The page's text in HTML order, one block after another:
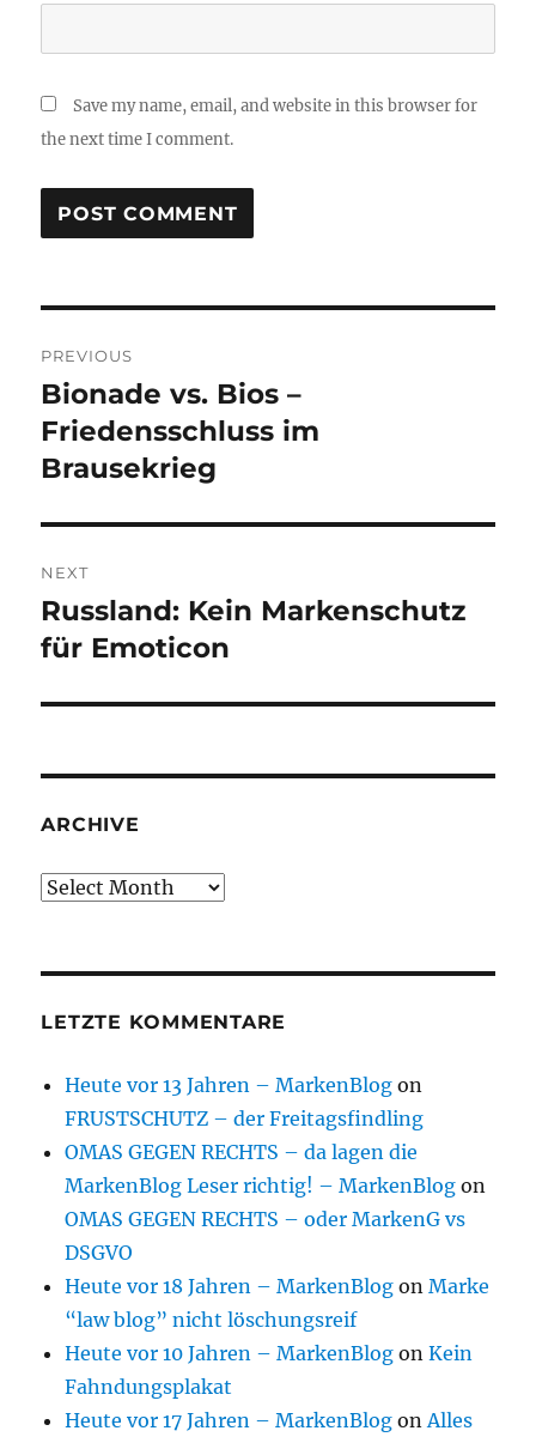
Save my name, email, and website in this browser for
the next time I comment.
navigation
PREVIOUS
Previous
post:
Bionade vs. Bios –
Friedensschluss im
Brausekrieg
NEXT
Next
post:
Russland: Kein Markenschutz
für Emoticon
ARCHIVE
Archive
LETZTE KOMMENTARE
Heute vor 13 Jahren – MarkenBlog on
FRUSTSCHUTZ – der Freitagsfindling
OMAS GEGEN RECHTS – da lagen die
MarkenBlog Leser richtig! – MarkenBlog on
OMAS GEGEN RECHTS – oder MarkenG vs
DSGVO
Heute vor 18 Jahren – MarkenBlog onMarke
“law blog” nicht löschungsreif
Heute vor 10 Jahren – MarkenBlog onKein
Fahndungsplakat
Heute vor 17 Jahren – MarkenBlog onAlles